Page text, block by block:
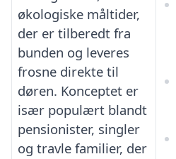
økologiske måltider,
der er tilberedt fra
bunden og leveres
frosne direkte til
døren. Konceptet er
især populært blandt
pensionister, singler
og travle familier, der